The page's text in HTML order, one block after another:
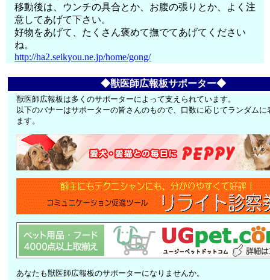
移動後は、ウンチの具合とか、お腹の張りとか、よく注
意してあげて下さい。
好物をあげて、たくさん褒めて撫でてあげてください
ね。
http://ha2.seikyou.ne.jp/home/gong/
◆獣医師広報板サポーター◆
獣医師広報板は多くのサポーターによって支えられています。
以下のバナーはサポーターの皆さんのもので、口数に応じてランダムに
ます。
あなたも獣医師広報板のサポーターになりませんか。